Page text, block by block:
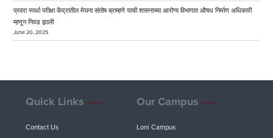
प्रवरा स्पर्धा परीक्षा केंद्रातील मेघना संतोष ब्राम्हणे याची शासनाच्या आरोग्य विभागात औषध निर्माण अधिकारी
म्हणून निवड झाली
June 20, 2025
Quick Links
Contact Us
Our Campus
Loni Campus